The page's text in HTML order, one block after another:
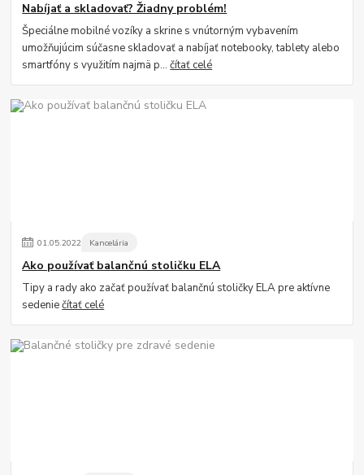
Nabíjať a skladovať? Žiadny problém!
Špeciálne mobilné vozíky a skrine s vnútorným vybavením
umožňujúcim súčasne skladovať a nabíjať notebooky, tablety alebo
smartfóny s využitím najmä p...čítať celé
01.05.2022 Kancelária
Ako používať balančnú stoličku ELA
Tipy a rady ako začať používať balančnú stoličky ELA pre aktívne
sedeniečítať celé